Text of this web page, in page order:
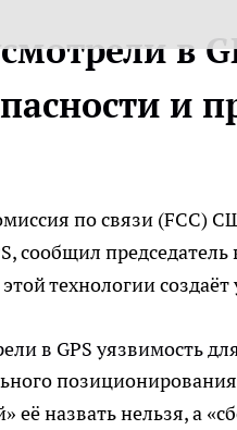
в
и
по связи (FCC)
сообщил
технологии
её назвать нельзя, а